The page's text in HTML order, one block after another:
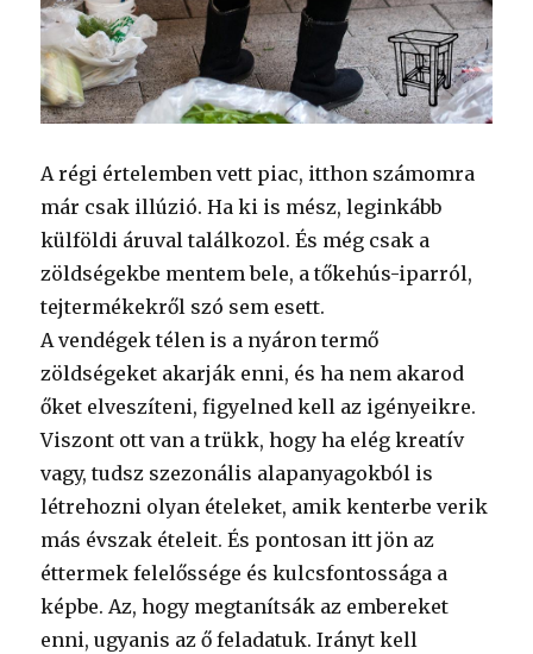
A régi értelemben vett piac, itthon számomra
már csak illúzió. Ha ki is mész, leginkább
külföldi áruval találkozol. És még csak a
zöldségekbe mentem bele, a tőkehús-iparról,
tejtermékekről szó sem esett.
A vendégek télen is a nyáron termő
zöldségeket akarják enni, és ha nem akarod
őket elveszíteni, figyelned kell az igényeikre.
Viszont ott van a trükk, hogy ha elég kreatív
vagy, tudsz szezonális alapanyagokból is
létrehozni olyan ételeket, amik kenterbe verik
más évszak ételeit. És pontosan itt jön az
éttermek felelőssége és kulcsfontossága a
képbe. Az, hogy megtanítsák az embereket
enni, ugyanis az ő feladatuk. Irányt kell